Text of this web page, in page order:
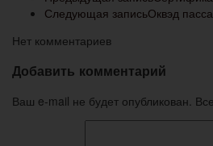
Следующая записьОквэд
Нет комментариев
Добавить комментарий
Ваш e-mail не будет опубликован.